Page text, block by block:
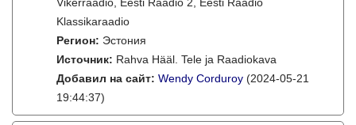
Klassikaraadio
Регион: Эстония
Источник: Rahva Hääl. Tele ja Raadiokava
Добавил на сайт: Wendy Corduroy (2024-05-21
19:44:37)